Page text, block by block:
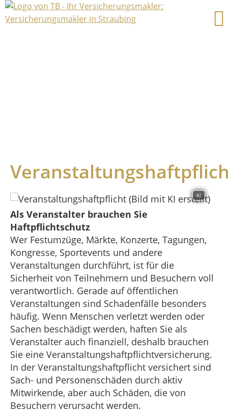
KI
Als Veranstalter brauchen Sie
Haftpflichtschutz
Wer Festumzüge, Märkte, Konzerte, Tagungen,
Kongresse, Sportevents und andere
Veranstaltungen durchführt, ist für die
Sicherheit von Teilnehmern und Besuchern voll
verantwortlich. Gerade auf öffentlichen
Veranstaltungen sind Schadenfälle besonders
häufig. Wenn Menschen verletzt werden oder
Sachen beschädigt werden, haften Sie als
Veranstalter auch finanziell, deshalb brauchen
Sie eine Veranstaltungshaftpflichtversicherung.
In der Veranstaltungshaftpflicht versichert sind
Sach- und Personenschäden durch aktiv
Mitwirkende, aber auch Schäden, die von
Besuchern verursacht werden.